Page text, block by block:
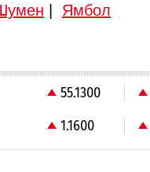
Ямбол
55.1300
1.1600